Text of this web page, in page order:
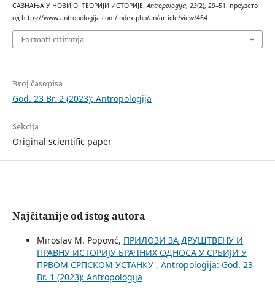
САЗНАЊА У НОВИЈОЈ ТЕОРИЈИ ИСТОРИЈЕ.Antropologija, 23(2), 29–51. преузето
од https://www.antropologija.com/index.php/an/article/view/464
Formati citiranja
Broj časopisa
God. 23 Br. 2 (2023): Antropologija
Sekcija
Original scientific paper
Najčitanije od istog autora
Miroslav M. Popović, ПРИЛОЗИ ЗА ДРУШТВЕНУ И
ПРАВНУ ИСТОРИЈУ БРАЧНИХ ОДНОСА У СРБИЈИ У
ПРВОМ СРПСКОМ УСТАНКУ , Antropologija: God. 23
Br. 1 (2023): Antropologija